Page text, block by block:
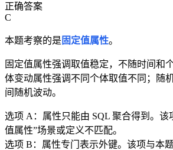
正确答案
C
本题考察的是 固定值属性。
固定值属性强调取值稳定，不随时间和
体变动属性强调不同个体取值不同；随
间随机波动。
选项 A：属性只能由 SQL 聚合得到。该
值属性”场景或定义不匹配。
选项 B：属性专门表示外键。该项与本